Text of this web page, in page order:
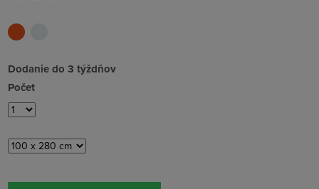
Dodanie do 3 týždňov
Počet